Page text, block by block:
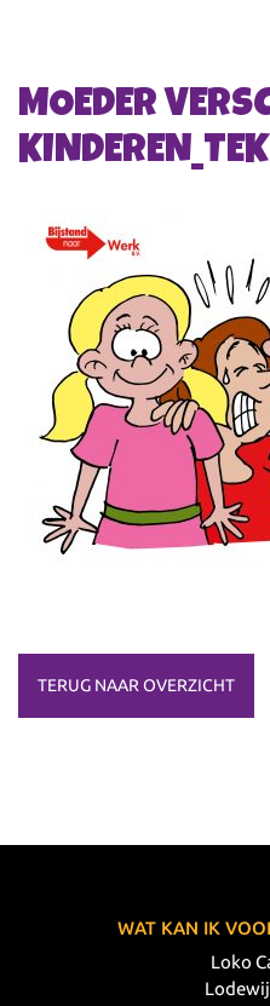
MOEDER
TERUG NAAR OVERZICHT
WAT KAN IK
Loko